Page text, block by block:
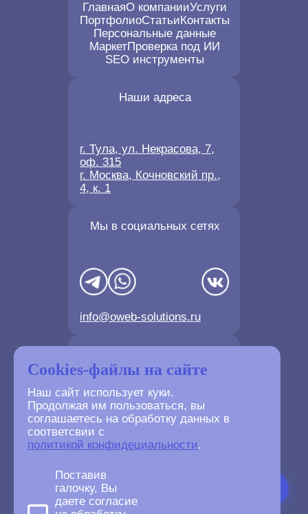
Cookies-файлы на сайте
Наш сайт использует куки.
Продолжая им пользоваться, вы
соглашаетесь на обработку данных в
соответсвии с
политикой конфидециальности.
Поставив
галочку, Вы
даете согласие
ГлавнаяО компанииУслуги
ПортфолиоСтатьиКонтакты
Персональные данные
МаркетПроверка под ИИ
SEO инструменты
Мы в социальных сетях
info@oweb-solutions.ru
Наши адреса
г. Тула, ул. Некрасова, 7,
оф. 315
г. Москва, Кочновский пр.,
4, к. 1
+7(4872) 702-730
+7(499) 677-61-84